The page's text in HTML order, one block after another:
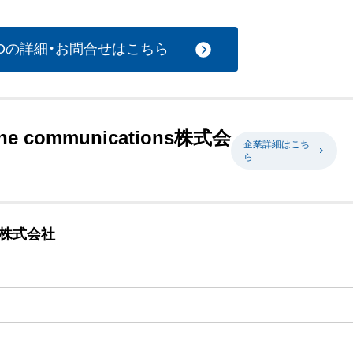
詳細・お問合せはこちら
communications株式会
企業詳細はこち
ら
式会社